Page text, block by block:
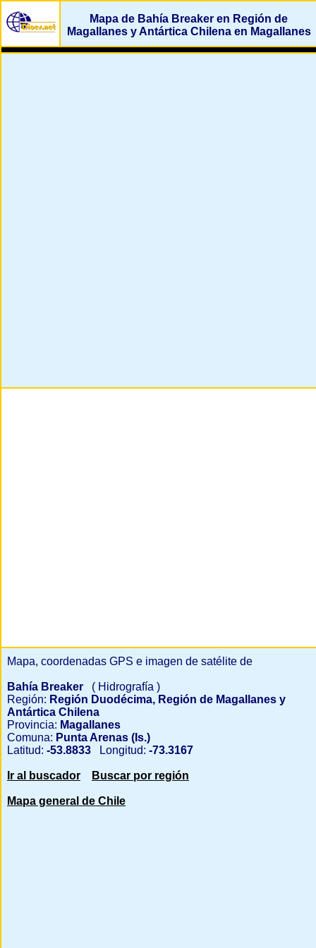
Mapa de Bahía Breaker en Región de
Magallanes y Antártica Chilena en Magallanes
Mapa, coordenadas GPS e imagen de satélite de
Bahía Breaker
( Hidrografía )
Región: Región Duodécima, Región de Magallanes y
Antártica Chilena
Provincia: Magallanes
Comuna: Punta Arenas (Is.)
Latitud: -53.8833 Longitud: -73.3167
Ir al buscador Buscar por región
Mapa general de Chile